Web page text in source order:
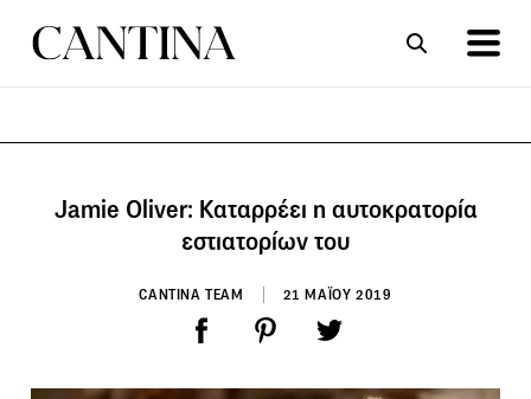
Jamie Oliver: Καταρρέει η αυτοκρατορία
εστιατορίων του
CANTINA TEAM 21 ΜΑΪΟΥ 2019